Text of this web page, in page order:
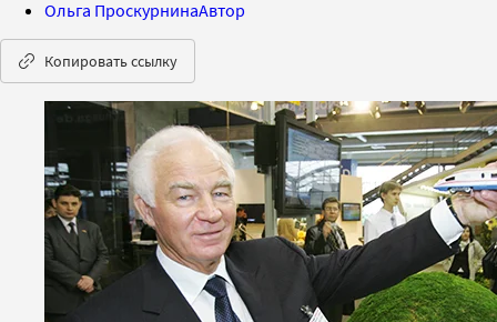
Ольга ПроскурнинаАвтор
Копировать ссылку